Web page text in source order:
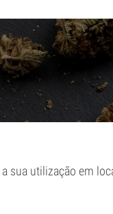
sua utilização em